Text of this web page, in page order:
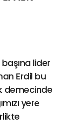
başına lider
Erdil bu
demecinde
yere
İsmetpaşa
Han Kat: 1